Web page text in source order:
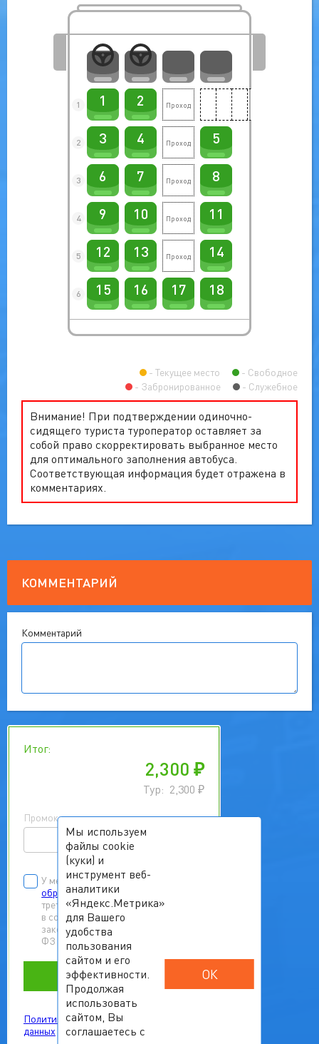
1 1 2
2 3 4 5
3 6 7 8
4 9 10 11
5 12 13 14
6 15 16 17 18
Текущее место
Свободное
Забронированное
Служебное
Внимание! При подтверждении одиночно-
сидящего туриста туроператор оставляет за
собой право скорректировать выбранное место
для оптимального заполнения автобуса.
Соответствующая информация будет отражена в
комментариях.
КОММЕНТАРИЙ
Комментарий
Итог:
2,300 ₽
Тур: 2,300 ₽
Промокод
У меня естьсогласие на
обработку персональных данных
третьих лиц
в соответствии с Федеральным
законом от 27.07.2006 г. № 152-
ФЗ «О персональных данных»
Забронировать
Политика обработки персональных
данных
Мы используем
файлы cookie
(куки) и
инструмент веб-
аналитики
«Яндекс.Метрика»
для Вашего
удобства
пользования
сайтом и его
эффективности.
Продолжая
использовать
сайтом, Вы
соглашаетесь с
ОК